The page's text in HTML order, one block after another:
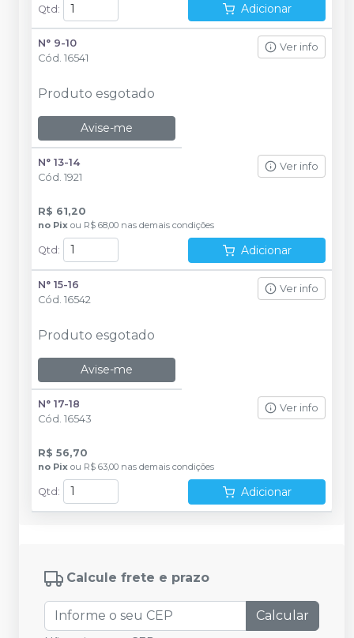
Qtd: Adicionar
N° 9-10
Cód. 16541
Ver info
Produto esgotado
Avise-me
N° 13-14
Cód. 1921
Ver info
R$ 61,20
no Pix ou R$ 68,00 nas demais condições
Qtd : Adicionar
N° 15-16
Cód. 16542
Ver info
Produto esgotado
Avise-me
N° 17-18
Cód. 16543
Ver info
R$ 56,70
no Pix ou R$ 63,00 nas demais condições
Qtd : Adicionar
Calcule frete e prazo
Calcular